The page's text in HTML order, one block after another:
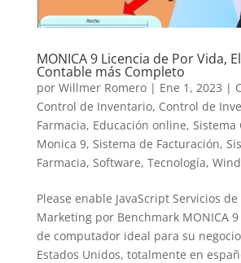
MONICA 9 Licencia de Por Vida,
Contable más Completo
por Willmer Romero| Ene 1, 2023 |
Control de Inventario, Control de
Farmacia, Educación online, Sistema
Monica 9, Sistema de Facturación,
Farmacia, Software, Tecnología,
Please enable JavaScript Servicios de
Marketing por Benchmark MONICA
de computador ideal para su
Estados Unidos, totalmente en